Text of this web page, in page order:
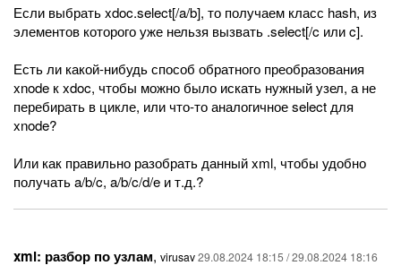
Если выбрать xdoc.select[/a/b], то получаем класс hash, из
элементов которого уже нельзя вызвать .select[/c или c].
Есть ли какой-нибудь способ обратного преобразования
xnode к xdoc, чтобы можно было искать нужный узел, а не
перебирать в цикле, или что-то аналогичное select для
xnode?
Или как правильно разобрать данный xml, чтобы удобно
получать a/b/c, a/b/c/d/e и т.д.?
xml: разбор по узлам,virusav29.08.2024 18:15 / 29.08.2024 18:16